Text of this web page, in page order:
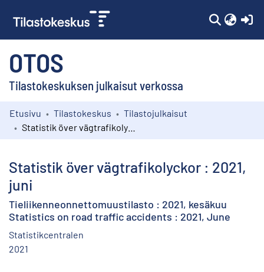
OTOS
Tilastokeskuksen julkaisut verkossa
Kokoelmat
Etusivu Tilastokeskus
Tilastojulkaisut
Statistik över vägtrafikolyckor : 2021,
juni
Tieliikenneonnettomuustilasto : 2021, kesäkuu
Statistics on road traffic accidents : 2021, June
Statistikcentralen
2021